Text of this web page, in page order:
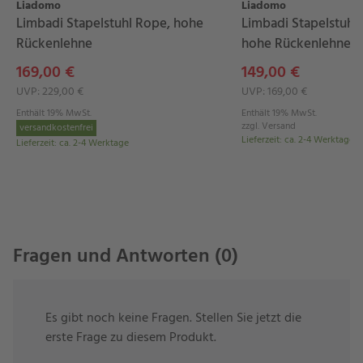
Leistungsfähigkeit leicht und handlich.
demHochleistungsmaterial EVERLAST PLUSund ist
äußerstwiderstandsfähig
. Es eignet sich
hervorragend für den
Winter.Es
isthochreißfest, schmutz- und wasserabweisend
vor aggressiven UV-Strahlen.
Schnurzugund zusätzlichenÖsenim Saum zur
sicheren Befestigung der Hülle geliefert.
Liadomo
Limbadi Stapelstuhl Rope, hohe
Rückenlehne
169,00 €
UVP: 229,00 €
Enthält 19% MwSt.
versandkostenfrei
Lieferzeit: ca. 2-4 Werktage
Liadomo
Limbadi
hohe Rückenlehne
149,00 €
UVP: 169,00 €
Enthält 19% MwSt.
zzgl. Versand
Lieferzeit: ca. 2-4 Werktage
Fragen und Antworten (0)
Es gibt noch keine Fragen. Stellen Sie jetzt die
erste Frage zu diesem Produkt.